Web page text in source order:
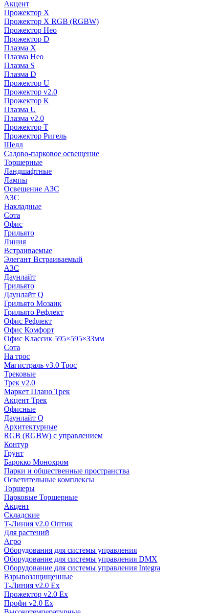
Акцент
Прожектор X
Прожектор Х RGB (RGBW)
Прожектор Нео
Прожектор D
Плазма X
Плазма Нео
Плазма S
Плазма D
Прожектор U
Прожектор v2.0
Прожектор К
Плазма U
Плазма v2.0
Прожектор Т
Прожектор Ригель
Шелл
Садово-парковое освещение
Торшерные
Ландшафтные
Лампы
Освещение АЗС
АЗС
Накладные
Сота
Офис
Грильято
Линия
Встраиваемые
Элегант Встраиваемый
АЗС
Даунлайт
Грильято
Даунлайт Q
Грильято Мозаик
Грильято Рефлект
Офис Рефлект
Офис Комфорт
Офис Классик 595×595×33мм
Сота
На трос
Магистраль v3.0 Трос
Трековые
Трек v2.0
Маркет Плано Трек
Акцент Трек
Офисные
Даунлайт Q
Архитектурные
RGB (RGBW) с управлением
Контур
Грунт
Барокко Монохром
Парки и общественные пространства
Осветительные комплексы
Торшеры
Парковые Торшерные
Акцент
Складские
Т-Линия v2.0 Оптик
Для растений
Агро
Оборудования для системы управления
Оборудование для системы управления DMX
Оборудование для системы управления Integra
Взрывозащищенные
Т-Линия v2.0 Ex
Прожектор v2.0 Ex
Профи v2.0 Ex